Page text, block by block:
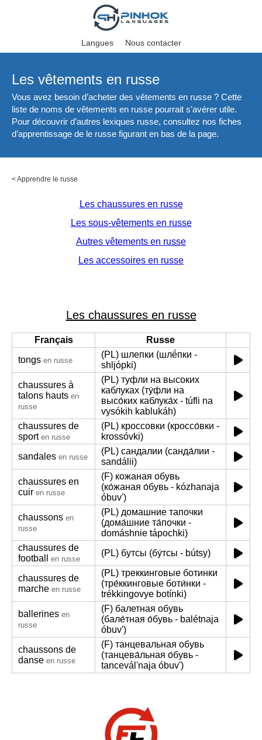
Langues Nous contacter
Les vêtements en russe
Vous avez besoin d’acheter des vêtements en russe ? Cette
liste de noms de vêtements en russe pourrait s’avérer utile.
Pour découvrir d’autres lexiques russe, consultez nos fiches
d’apprentissage de le russe figurant en bas de la page.
<Apprendre le russe
Les chaussures en russe
Les sous-vêtements en russe
Autres vêtements en russe
Les accessoires en russe
Les chaussures en russe
Français
Russe
tongs en russe
(PL) шлепки (шлё́пки -
shljópki)
chaussures à
talons hauts en
russe
(PL) туфли на высоких
каблуках (ту́фли на
высо́ких каблука́х - túfli na
vysókih kablukáh)
chaussures de
sport en russe
(PL) кроссовки (кроссо́вки -
krossóvki)
sandales en russe
(PL) сандалии (санда́лии -
sandálii)
chaussures en
cuir en russe
(F) кожаная обувь
(ко́жаная о́бувь - kózhanaja
óbuv')
chaussons en
russe
(PL) домашние тапочки
(дома́шние та́почки -
domáshnie tápochki)
chaussures de
football
en russe
(PL) бутсы (бу́тсы - bútsy)
chaussures de
marche en russe
(PL) треккинговые ботинки
(тре́ккинговые боти́нки -
trékkingovye botínki)
ballerines en
russe
(F) балетная обувь
(бале́тная о́бувь - balétnaja
óbuv')
chaussons de
danse en russe
(F) танцевальная обувь
(танцева́льная о́бувь -
tancevál'naja óbuv')